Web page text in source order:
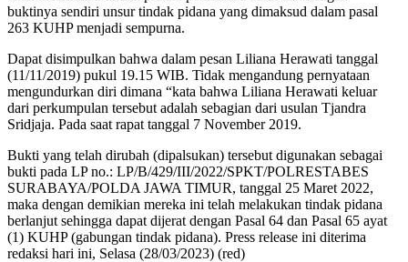
buktinya sendiri unsur tindak pidana yang dimaksud dalam pasal
263 KUHP menjadi sempurna.
Dapat disimpulkan bahwa dalam pesan Liliana Herawati tanggal
(11/11/2019) pukul 19.15 WIB. Tidak mengandung pernyataan
mengundurkan diri dimana “kata bahwa Liliana Herawati keluar
dari perkumpulan tersebut adalah sebagian dari usulan Tjandra
Sridjaja. Pada saat rapat tanggal 7 November 2019.
Bukti yang telah dirubah (dipalsukan) tersebut digunakan sebagai
bukti pada LP no.: LP/B/429/III/2022/SPKT/POLRESTABES
SURABAYA/POLDA JAWA TIMUR, tanggal 25 Maret 2022,
maka dengan demikian mereka ini telah melakukan tindak pidana
berlanjut sehingga dapat dijerat dengan Pasal 64 dan Pasal 65 ayat
(1) KUHP (gabungan tindak pidana). Press release ini diterima
redaksi hari ini, Selasa (28/03/2023) (red)